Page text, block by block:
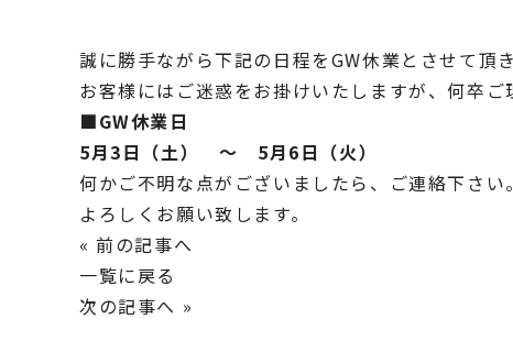
誠に勝手ながら下記の日程をGW休業とさせて頂き
お客様にはご迷惑をお掛けいたしますが、何卒ご
■GW休業日
5月3日（土） ～ 5月6日（火）
何かご不明な点がございましたら、ご連絡下さい。
よろしくお願い致します。
« 前の記事へ
一覧に戻る
次の記事へ »